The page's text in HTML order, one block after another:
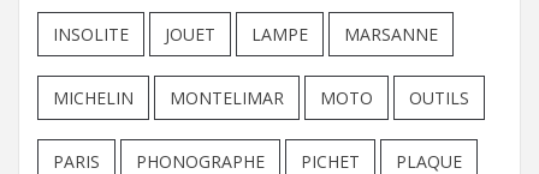
INSOLITE JOUET LAMPE MARSANNE
MICHELIN MONTELIMAR MOTO OUTILS
PARIS PHONOGRAPHE PICHET PLAQUE